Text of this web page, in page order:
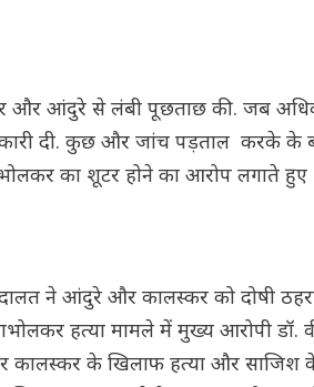
और आंदुरे से लंबी पूछताछ की. जब
दी. कुछ और जांच पड़ताल करके के
का शूटर होने का आरोप लगाते
ने आंदुरे और कालस्कर को दोषी
हत्या मामले में मुख्य आरोपी डॉ.
कालस्कर के खिलाफ हत्या और साजिश